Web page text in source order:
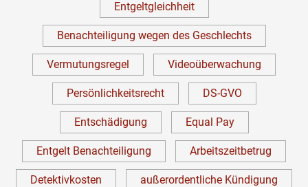
Entgeltgleichheit
Benachteiligung wegen des Geschlechts
Vermutungsregel Videoüberwachung
Persönlichkeitsrecht DS-GVO
Entschädigung Equal Pay
Entgelt Benachteiligung Arbeitszeitbetrug
Detektivkosten außerordentliche Kündigung